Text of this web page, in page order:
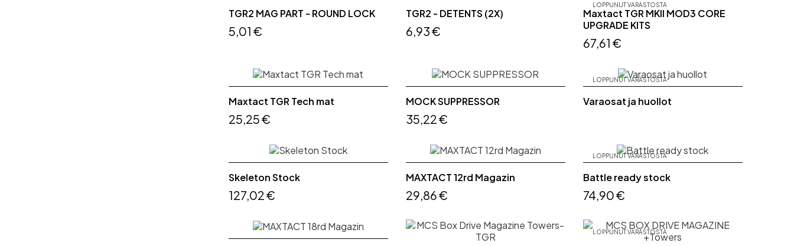
TGR2 MAG PART - ROUND LOCK
5,01 €
TGR2 - DETENTS (2X)
6,93 €
LOPPUNUT VARASTOSTA
Maxtact TGR MKII MOD3 CORE
UPGRADE KITS
67,61 €
Maxtact TGR Tech mat
25,25 €
MOCK SUPPRESSOR
35,22 €
LOPPUNUT VARASTOSTA
Varaosat ja huollot
Skeleton Stock
127,02 €
MAXTACT 12rd Magazin
29,86 €
LOPPUNUT VARASTOSTA
Battle ready stock
74,90 €
LOPPUNUT VARASTOSTA